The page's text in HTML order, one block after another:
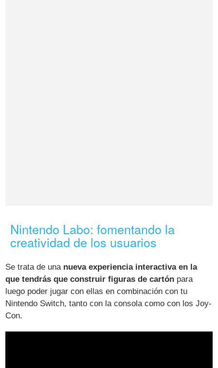
Nintendo Labo: fomentando la
creatividad de los usuarios
Se trata de unanueva experiencia interactiva en la
que tendrás que construir figuras de cartón para
luego poder jugar con ellas en combinación con tu
Nintendo Switch, tanto con la consola como con los Joy-
Con.